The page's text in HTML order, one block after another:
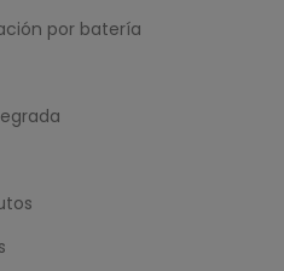
por batería